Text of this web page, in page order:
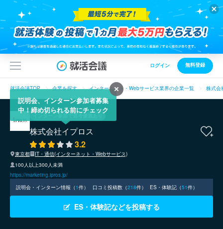
ログイン 無料登録
就活会議TOP 企業を探す インターネット・Webサービス業界の企業一覧 株式会
インターン参加で選考優遇あり
株式会社イプロス
3.2
東京都
IT・通信(インターネット・Webサービス)
100人以上300人未満
https://marketing.ipros.jp/
説明会、インターン参加者募集
中！締め切られる前にチェック
説明会・インターン情報（1件） 口コミ投稿数（218件） ES・体験記（51件）
ES・体験記などを投稿する